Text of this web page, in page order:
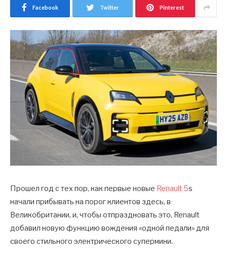
Facebook Twitter Pinterest
Прошел год с тех пор, как первые новые Renault 5s
начали прибывать на порог клиентов здесь, в
Великобритании, и, чтобы отпраздновать это, Renault
добавил новую функцию вождения «одной педали» для
своего стильного электрического супермини.